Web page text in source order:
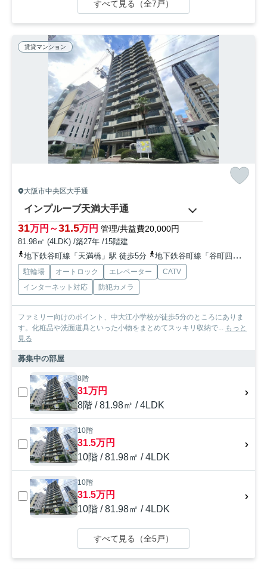
すべて見る（全7戸）
賃貸マンション
大阪市中央区大手通
インプルーブ天満大手通
31万円～31.5万円 管理/共益費20,000円
81.98㎡ (4LDK) /築27年 /15階建
地下鉄谷町線「天満橋」駅 徒歩5分
地下鉄谷町線「谷町四丁目」駅 徒歩5分
駐輪場 オートロック エレベーター
CATV
インターネット対応
防犯カメラ
ファミリー向けのポイント、中大江小学校が徒歩5分のところにありま
す。化粧品や洗面道具といった小物をまとめてスッキリ収納で...
もっと
見る
募集中の部屋
8階
31万円
8階 / 81.98㎡ / 4LDK
10階
31.5万円
10階 / 81.98㎡ / 4LDK
10階
31.5万円
10階 / 81.98㎡ / 4LDK
すべて見る（全5戸）